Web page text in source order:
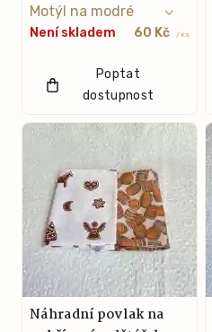
Není skladem 60 Kč / ks
Poptat
dostupnost
Náhradní povlak na